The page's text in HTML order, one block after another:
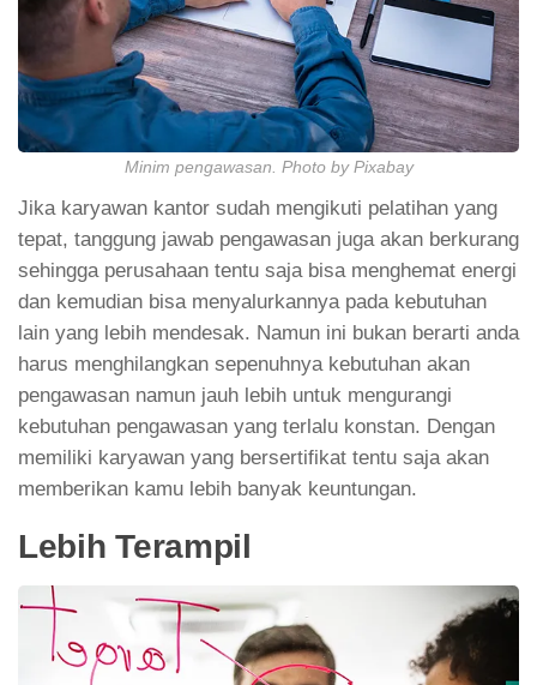
Minim pengawasan. Photo by Pixabay
Jika karyawan kantor sudah mengikuti pelatihan yang
tepat, tanggung jawab pengawasan juga akan berkurang
sehingga perusahaan tentu saja bisa menghemat energi
dan kemudian bisa menyalurkannya pada kebutuhan
lain yang lebih mendesak. Namun ini bukan berarti anda
harus menghilangkan sepenuhnya kebutuhan akan
pengawasan namun jauh lebih untuk mengurangi
kebutuhan pengawasan yang terlalu konstan. Dengan
memiliki karyawan yang bersertifikat tentu saja akan
memberikan kamu lebih banyak keuntungan.
Lebih Terampil